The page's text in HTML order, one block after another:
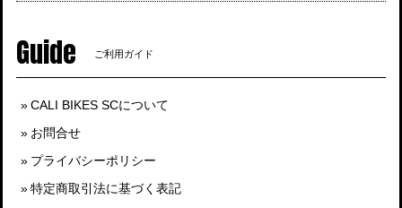
Guide ご利用ガイド
CALI BIKES SCについて
お問合せ
プライバシーポリシー
特定商取引法に基づく表記